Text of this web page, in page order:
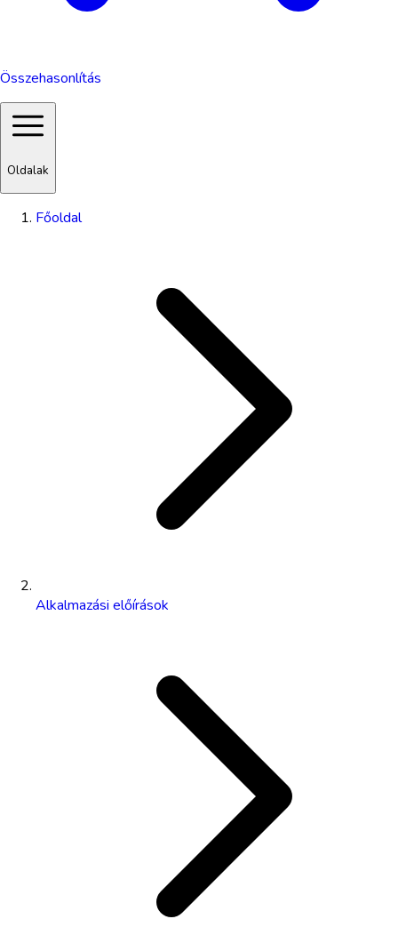
Összehasonlítás
Oldalak
Főoldal
Alkalmazási előírások